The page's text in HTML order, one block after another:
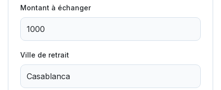
Montant à échanger
Ville de retrait